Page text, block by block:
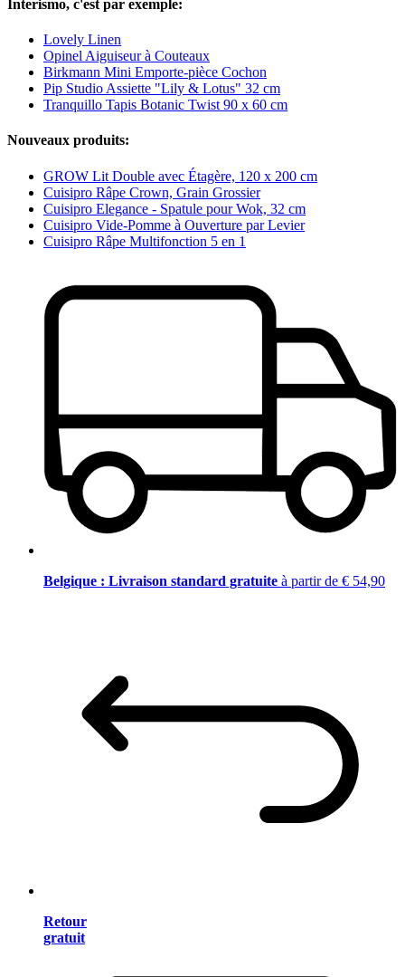
Interismo, c'est par exemple:
Lovely Linen
Opinel Aiguiseur à Couteaux
Birkmann Mini Emporte-pièce Cochon
Pip Studio Assiette "Lily & Lotus" 32 cm
Tranquillo Tapis Botanic Twist 90 x 60 cm
Nouveaux produits:
GROW Lit Double avec Étagère, 120 x 200 cm
Cuisipro Râpe Crown, Grain Grossier
Cuisipro Elegance - Spatule pour Wok, 32 cm
Cuisipro Vide-Pomme à Ouverture par Levier
Cuisipro Râpe Multifonction 5 en 1
Belgique : Livraison standard gratuite à partir de € 54,90
Retour
gratuit